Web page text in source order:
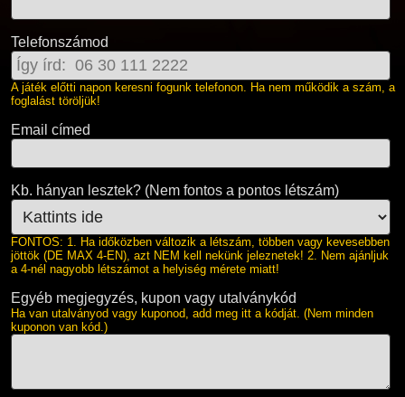
Telefonszámod
A játék előtti napon keresni fogunk telefonon. Ha nem működik a szám, a
foglalást töröljük!
Email címed
Kb. hányan lesztek? (Nem fontos a pontos létszám)
FONTOS: 1. Ha időközben változik a létszám, többen vagy kevesebben
jöttök (DE MAX 4-EN), azt NEM kell nekünk jeleznetek! 2. Nem ajánljuk
a 4-nél nagyobb létszámot a helyiség mérete miatt!
Egyéb megjegyzés, kupon vagy utalványkód
Ha van utalványod vagy kuponod, add meg itt a kódját. (Nem minden
kuponon van kód.)